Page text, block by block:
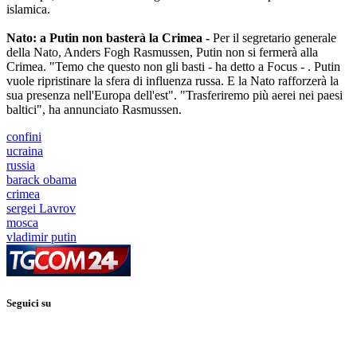
islamica.
Nato: a Putin non basterà la Crimea - Per il segretario generale
della Nato, Anders Fogh Rasmussen, Putin non si fermerà alla
Crimea. "Temo che questo non gli basti - ha detto a Focus - . Putin
vuole ripristinare la sfera di influenza russa. E la Nato rafforzerà la
sua presenza nell'Europa dell'est". "Trasferiremo più aerei nei paesi
baltici", ha annunciato Rasmussen.
confini
ucraina
russia
barack obama
crimea
sergei Lavrov
mosca
vladimir putin
Seguici su